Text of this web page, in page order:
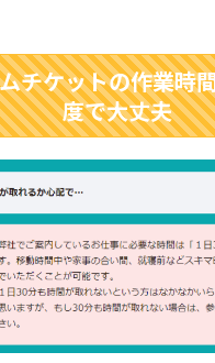
チケットの作業時
度で大丈夫